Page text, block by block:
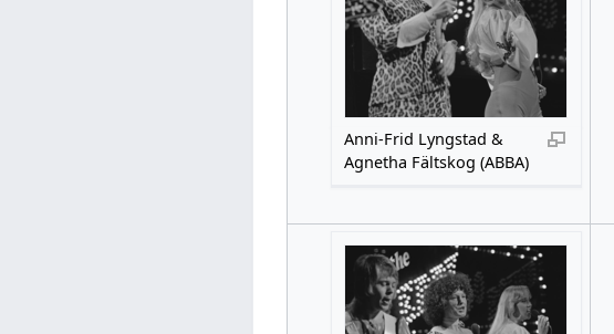
Anni-Frid Lyngstad &
Agnetha Fältskog (ABBA)